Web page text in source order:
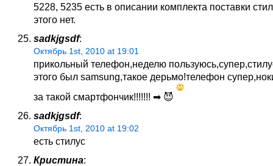
5228, 5235 есть в описании комплекта поставки
этого нет.
sadkjgsdf:
Октябрь 1st, 2010 at 19:01
прикольный телефон,неделю
этого был samsung,такое дерьмо!телефон
за такой смартфончик!!!!!!! ➡ 😈
sadkjgsdf:
Октябрь 1st, 2010 at 19:02
есть стилус
Кристина: